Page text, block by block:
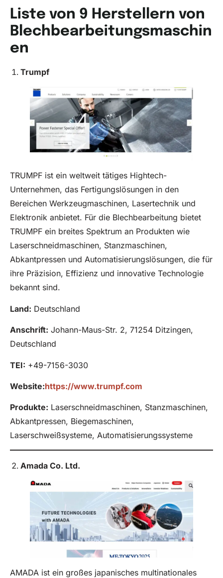
Liste von 9 Herstellern von
Blechbearbeitungsmaschin
en
Trumpf
TRUMPF ist ein weltweit tätiges Hightech-
Unternehmen, das Fertigungslösungen in den
Bereichen Werkzeugmaschinen, Lasertechnik und
Elektronik anbietet. Für die Blechbearbeitung bietet
TRUMPF ein breites Spektrum an Produkten wie
Laserschneidmaschinen, Stanzmaschinen,
Abkantpressen und Automatisierungslösungen, die für
ihre Präzision, Effizienz und innovative Technologie
bekannt sind.
Land: Deutschland
Anschrift: Johann-Maus-Str. 2, 71254 Ditzingen,
Deutschland
TEI: +49-7156-3030
Website:https://www.trumpf.com
Produkte: Laserschneidmaschinen, Stanzmaschinen,
Abkantpressen, Biegemaschinen,
Laserschweißsysteme, Automatisierungssysteme
Amada Co. Ltd.
AMADA ist ein großes japanisches multinationales